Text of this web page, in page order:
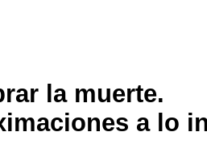
la muerte.
a lo